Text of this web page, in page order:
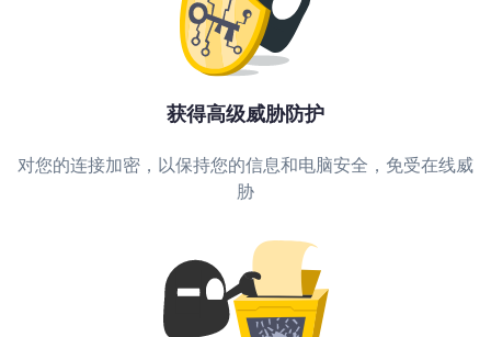
获得高级威胁防护
对您的连接加密，以保持您的信息和电脑安全，免受在线威
胁